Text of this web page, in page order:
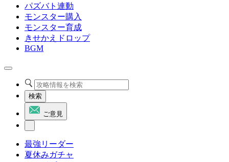
パズバト連動
モンスター購入
モンスター育成
きせかえドロップ
BGM
検索
ご意見
最強リーダー
夏休みガチャ